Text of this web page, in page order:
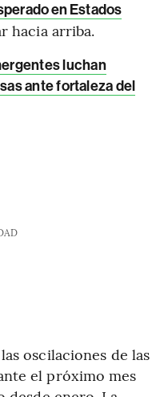
en Estados
hacia arriba.
luchan
ante fortaleza del
oscilaciones de las
el próximo mes